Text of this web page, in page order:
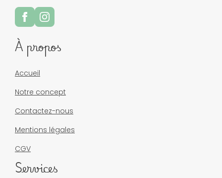
À propos
Accueil
Notre concept
Contactez-nous
Mentions légales
CGV
Services